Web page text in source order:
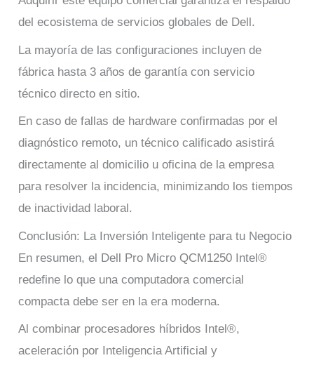
del ecosistema de servicios globales de Dell.
La mayoría de las configuraciones incluyen de
fábrica hasta 3 años de garantía con servicio
técnico directo en sitio.
En caso de fallas de hardware confirmadas por el
diagnóstico remoto, un técnico calificado asistirá
directamente al domicilio u oficina de la empresa
para resolver la incidencia, minimizando los tiempos
de inactividad laboral.
Conclusión: La Inversión Inteligente para tu Negocio
En resumen, el Dell Pro Micro QCM1250 Intel®
redefine lo que una computadora comercial
compacta debe ser en la era moderna.
Al combinar procesadores híbridos Intel®,
aceleración por Inteligencia Artificial y